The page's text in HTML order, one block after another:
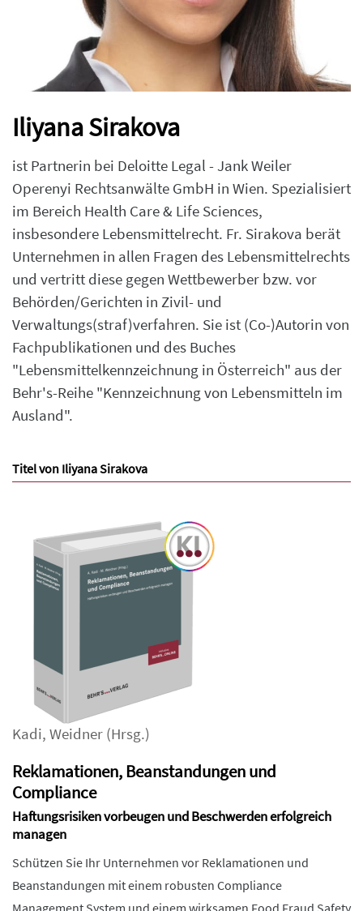
Iliyana Sirakova
ist Partnerin bei Deloitte Legal - Jank Weiler
Operenyi Rechtsanwälte GmbH in Wien. Spezialisiert
im Bereich Health Care & Life Sciences,
insbesondere Lebensmittelrecht. Fr. Sirakova berät
Unternehmen in allen Fragen des Lebensmittelrechts
und vertritt diese gegen Wettbewerber bzw. vor
Behörden/Gerichten in Zivil- und
Verwaltungs(straf)verfahren. Sie ist (Co-)Autorin von
Fachpublikationen und des Buches
"Lebensmittelkennzeichnung in Österreich" aus der
Behr's-Reihe "Kennzeichnung von Lebensmitteln im
Ausland".
Titel von Iliyana Sirakova
Kadi, Weidner (Hrsg.)
Reklamationen, Beanstandungen und
Compliance
Haftungsrisiken vorbeugen und Beschwerden erfolgreich
managen
Schützen Sie Ihr Unternehmen vor Reklamationen und
Beanstandungen mit einem robusten Compliance